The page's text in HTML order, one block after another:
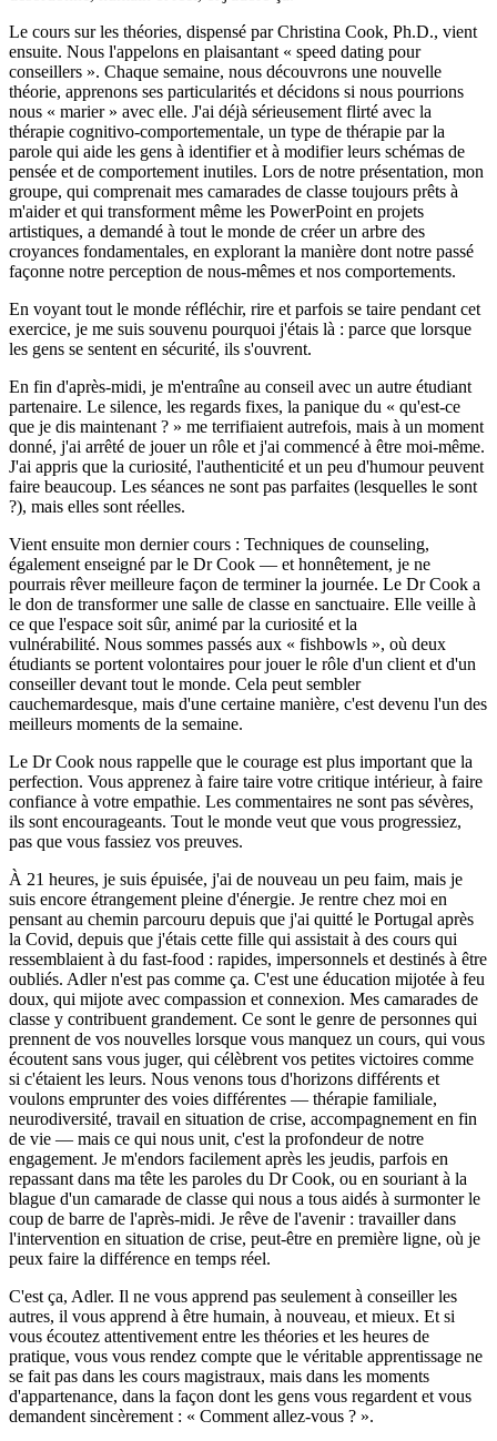
Le cours sur les théories, dispensé par Christina Cook, Ph.D., vient
ensuite. Nous l'appelons en plaisantant « speed dating pour
conseillers ». Chaque semaine, nous découvrons une nouvelle
théorie, apprenons ses particularités et décidons si nous pourrions
nous « marier » avec elle. J'ai déjà sérieusement flirté avec la
thérapie cognitivo-comportementale, un type de thérapie par la
parole qui aide les gens à identifier et à modifier leurs schémas de
pensée et de comportement inutiles. Lors de notre présentation, mon
groupe, qui comprenait mes camarades de classe toujours prêts à
m'aider et qui transforment même les PowerPoint en projets
artistiques, a demandé à tout le monde de créer un arbre des
croyances fondamentales, en explorant la manière dont notre passé
façonne notre perception de nous-mêmes et nos comportements.
En voyant tout le monde réfléchir, rire et parfois se taire pendant cet
exercice, je me suis souvenu pourquoi j'étais là : parce que lorsque
les gens se sentent en sécurité, ils s'ouvrent.
En fin d'après-midi, je m'entraîne au conseil avec un autre étudiant
partenaire. Le silence, les regards fixes, la panique du « qu'est-ce
que je dis maintenant ? » me terrifiaient autrefois, mais à un moment
donné, j'ai arrêté de jouer un rôle et j'ai commencé à être moi-même.
J'ai appris que la curiosité, l'authenticité et un peu d'humour peuvent
faire beaucoup. Les séances ne sont pas parfaites (lesquelles le sont
?), mais elles sont réelles.
Vient ensuite mon dernier cours : Techniques de counseling,
également enseigné par le Dr Cook — et honnêtement, je ne
pourrais rêver meilleure façon de terminer la journée. Le Dr Cook a
le don de transformer une salle de classe en sanctuaire. Elle veille à
ce que l'espace soit sûr, animé par la curiosité et la
vulnérabilité. Nous sommes passés aux « fishbowls », où deux
étudiants se portent volontaires pour jouer le rôle d'un client et d'un
conseiller devant tout le monde. Cela peut sembler
cauchemardesque, mais d'une certaine manière, c'est devenu l'un des
meilleurs moments de la semaine.
Le Dr Cook nous rappelle que le courage est plus important que la
perfection. Vous apprenez à faire taire votre critique intérieur, à faire
confiance à votre empathie. Les commentaires ne sont pas sévères,
ils sont encourageants. Tout le monde veut que vous progressiez,
pas que vous fassiez vos preuves.
À 21 heures, je suis épuisée, j'ai de nouveau un peu faim, mais je
suis encore étrangement pleine d'énergie. Je rentre chez moi en
pensant au chemin parcouru depuis que j'ai quitté le Portugal après
la Covid, depuis que j'étais cette fille qui assistait à des cours qui
ressemblaient à du fast-food : rapides, impersonnels et destinés à être
oubliés. Adler n'est pas comme ça. C'est une éducation mijotée à feu
doux, qui mijote avec compassion et connexion. Mes camarades de
classe y contribuent grandement. Ce sont le genre de personnes qui
prennent de vos nouvelles lorsque vous manquez un cours, qui vous
écoutent sans vous juger, qui célèbrent vos petites victoires comme
si c'étaient les leurs. Nous venons tous d'horizons différents et
voulons emprunter des voies différentes — thérapie familiale,
neurodiversité, travail en situation de crise, accompagnement en fin
de vie — mais ce qui nous unit, c'est la profondeur de notre
engagement. Je m'endors facilement après les jeudis, parfois en
repassant dans ma tête les paroles du Dr Cook, ou en souriant à la
blague d'un camarade de classe qui nous a tous aidés à surmonter le
coup de barre de l'après-midi. Je rêve de l'avenir : travailler dans
l'intervention en situation de crise, peut-être en première ligne, où je
peux faire la différence en temps réel.
C'est ça, Adler. Il ne vous apprend pas seulement à conseiller les
autres, il vous apprend à être humain, à nouveau, et mieux. Et si
vous écoutez attentivement entre les théories et les heures de
pratique, vous vous rendez compte que le véritable apprentissage ne
se fait pas dans les cours magistraux, mais dans les moments
d'appartenance, dans la façon dont les gens vous regardent et vous
demandent sincèrement : « Comment allez-vous ? ».